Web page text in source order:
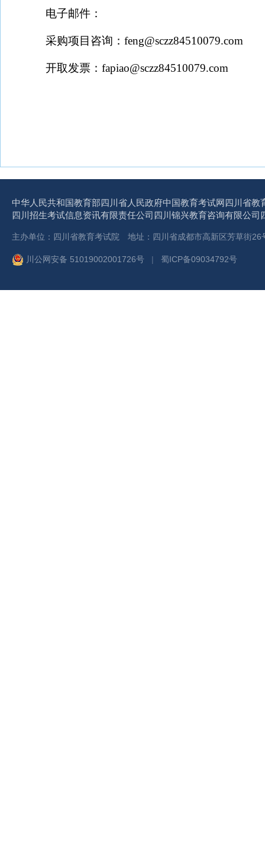
电子邮件：
采购项目咨询：feng@sczz84510079.com
开取发票：fapiao@sczz84510079.com
中华人民共和国教育部四川省人民政府中国教育考试网四川省教
四川招生考试信息资讯有限责任公司四川锦兴教育咨询有限公司
主办单位：四川省教育考试院 地址：四川省成都市高新区芳草街
川公网安备 51019002001726号 | 蜀ICP备09034792号